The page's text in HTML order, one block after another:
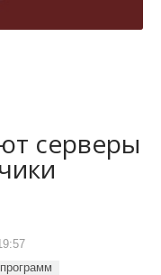
серверы